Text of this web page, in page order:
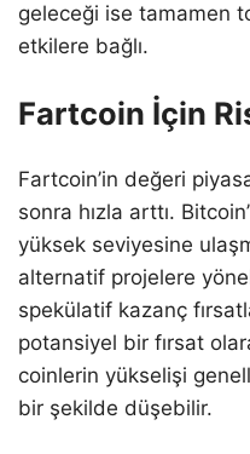
geleceği ise tamamen
etkilere bağlı.
Fartcoin İçin
Fartcoin’in değeri
sonra hızla arttı.
yüksek seviyesine
alternatif projelere
spekülatif kazanç
potansiyel bir fırsat
coinlerin yükselişi
bir şekilde düşebilir.